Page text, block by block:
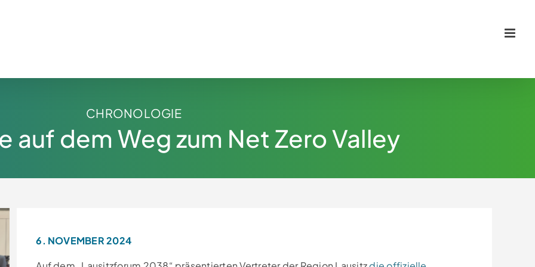
CHRONOLOGIE
auf dem Weg zum Net Zero Valley
6. NOVEMBER 2024